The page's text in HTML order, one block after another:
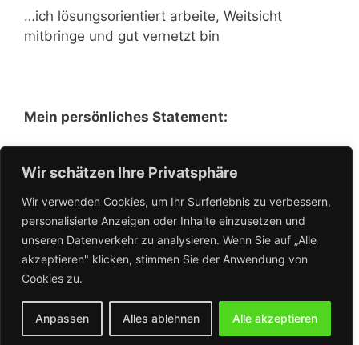
Wir schätzen Ihre Privatsphäre
Wir verwenden Cookies, um Ihr Surferlebnis zu verbessern,
personalisierte Anzeigen oder Inhalte einzusetzen und
unseren Datenverkehr zu analysieren. Wenn Sie auf „Alle
akzeptieren" klicken, stimmen Sie der Anwendung von
Cookies zu.
Anpassen Alles ablehnen Alle akzeptieren
…ich lösungsorientiert arbeite, Weitsicht
mitbringe und gut vernetzt bin
Mein persönliches Statement:
freue mich auf Ihre Unterstützung!
< Zurück zur Übersicht